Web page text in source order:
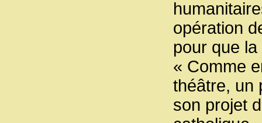
opération
pour que
« Comme
théâtre, un
son projet